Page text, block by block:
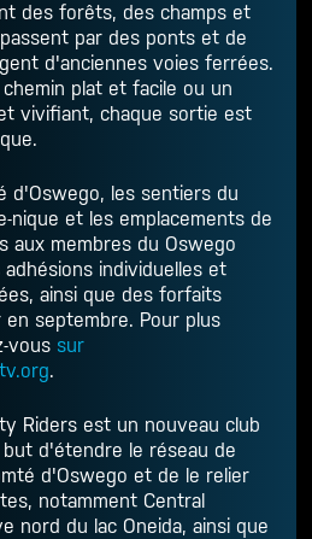
des forêts, des champs et
par des ponts et de
d'anciennes voies ferrées.
plat et facile ou un
vivifiant, chaque sortie est
d'Oswego, les sentiers du
nique et les emplacements de
aux membres du Oswego
adhésions individuelles et
ainsi que des forfaits
septembre. Pour plus
vous sur
.
Riders est un nouveau club
d'étendre le réseau de
d'Oswego et de le relier
notamment Central
nord du lac Oneida, ainsi que